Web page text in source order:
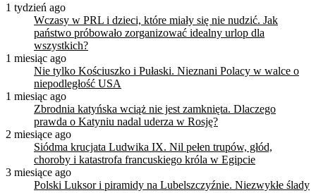
1 tydzień ago
Wczasy w PRL i dzieci, które miały się nie nudzić. Jak
państwo próbowało zorganizować idealny urlop dla
wszystkich?
1 miesiąc ago
Nie tylko Kościuszko i Pułaski. Nieznani Polacy w walce o
niepodległość USA
1 miesiąc ago
Zbrodnia katyńska wciąż nie jest zamknięta. Dlaczego
prawda o Katyniu nadal uderza w Rosję?
2 miesiące ago
Siódma krucjata Ludwika IX. Nil pełen trupów, głód,
choroby i katastrofa francuskiego króla w Egipcie
3 miesiące ago
Polski Luksor i piramidy na Lubelszczyźnie. Niezwykłe ślady